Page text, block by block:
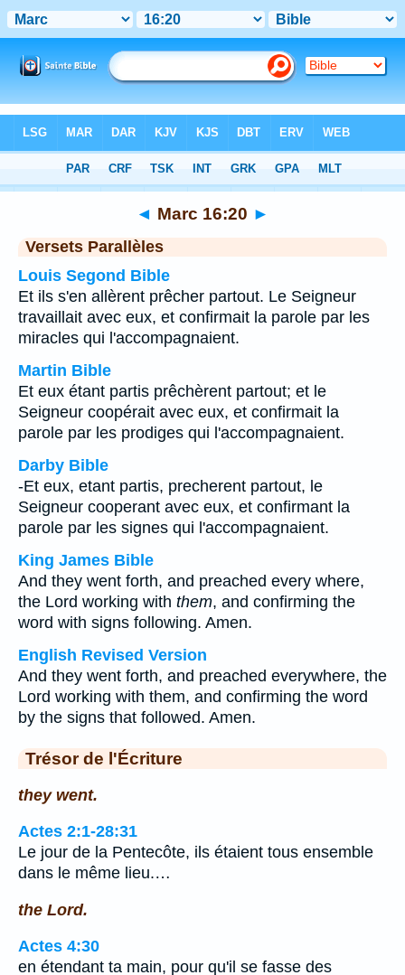
Chapitre 16> Verset 20
◄ Marc 16:20 ►
Versets Parallèles
Louis Segond Bible
Et ils s'en allèrent prêcher partout. Le Seigneur
travaillait avec eux, et confirmait la parole par les
miracles qui l'accompagnaient.
Martin Bible
Et eux étant partis prêchèrent partout; et le
Seigneur coopérait avec eux, et confirmait la
parole par les prodiges qui l'accompagnaient.
Darby Bible
-Et eux, etant partis, precherent partout, le
Seigneur cooperant avec eux, et confirmant la
parole par les signes qui l'accompagnaient.
King James Bible
And they went forth, and preached every where,
the Lord working with them, and confirming the
word with signs following. Amen.
English Revised Version
And they went forth, and preached everywhere, the
Lord working with them, and confirming the word
by the signs that followed. Amen.
Trésor de l'Écriture
they went.
Actes 2:1-28:31
Le jour de la Pentecôte, ils étaient tous ensemble
dans le même lieu.…
the Lord.
Actes 4:30
en étendant ta main, pour qu'il se fasse des